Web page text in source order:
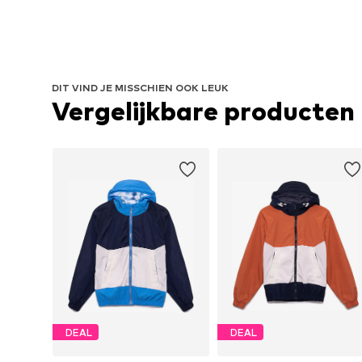
DIT VIND JE MISSCHIEN OOK LEUK
Vergelijkbare producten
DEAL DEAL